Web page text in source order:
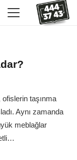
ofislerin taşınma
Aynı zamanda
meblağlar